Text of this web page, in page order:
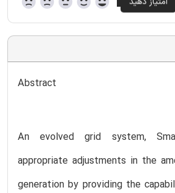
Abstract
An evolved grid system,
appropriate adjustments in the
generation by providing the